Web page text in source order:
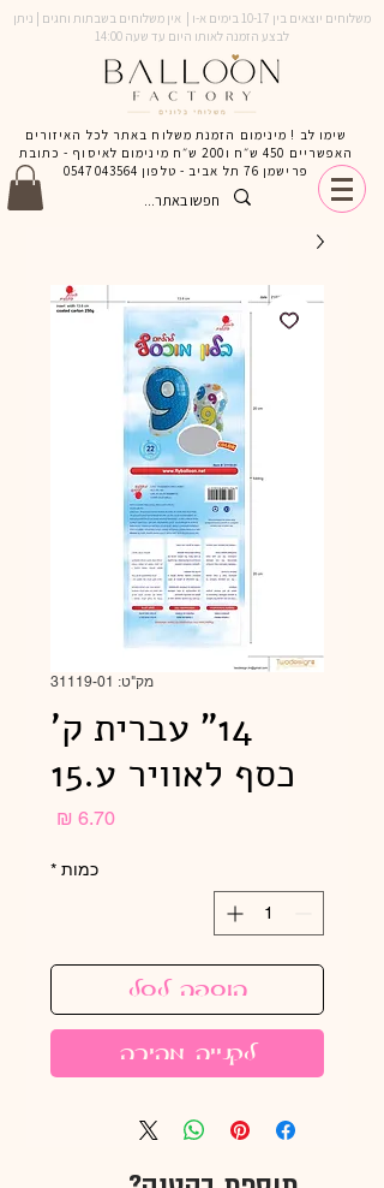
משלוחים יוצאים בין 10-17 בימים א-ו | אין משלוחים בשבתות וחגים | ניתן
לבצע הזמנה לאותו היום עד שעה 14:00
שימו לב ! מינימום הזמנת משלוח באתר לכל האיזורים
האפשריים 450 ש״ח ו200 ש״ח מינימום לאיסוף - כתובת
פרישמן 76 תל אביב - טלפון
0547043564
מק"ט: 31119-01
14" עברית ק'
כסף לאוויר ע.15
כמות *
הוספה לסל
לקנייה מהירה